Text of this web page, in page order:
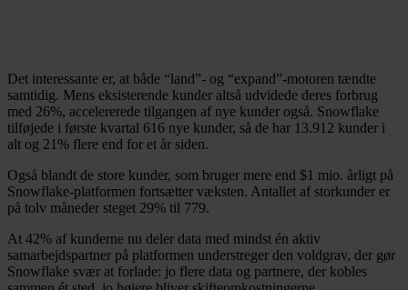
Det interessante er, at både “land”- og “expand”-motoren tændte
samtidig. Mens eksisterende kunder altså udvidede deres forbrug
med 26%, accelererede tilgangen af nye kunder også. Snowflake
tilføjede i første kvartal 616 nye kunder, så de har 13.912 kunder i
alt og 21% flere end for et år siden.
Også blandt de store kunder, som bruger mere end $1 mio. årligt på
Snowflake-platformen fortsætter væksten. Antallet af storkunder er
på tolv måneder steget 29% til 779.
At 42% af kunderne nu deler data med mindst én aktiv
samarbejdspartner på platformen understreger den voldgrav, der gør
Snowflake svær at forlade: jo flere data og partnere, der kobles